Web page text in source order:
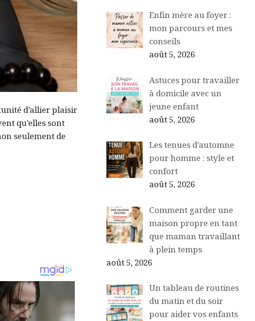
d’allier plaisir
qu’elles sont
seulement de
Enfin mère au foyer :
mon parcours et mes
conseils
août 5, 2026
Astuces pour travailler
à domicile avec un
jeune enfant
août 5, 2026
Les tenues d’automne
pour homme : style et
confort
août 5, 2026
Comment garder une
maison propre en tant
que maman travaillant
à plein temps
août 5, 2026
Un tableau de routines
du matin et du soir
pour aider vos enfants